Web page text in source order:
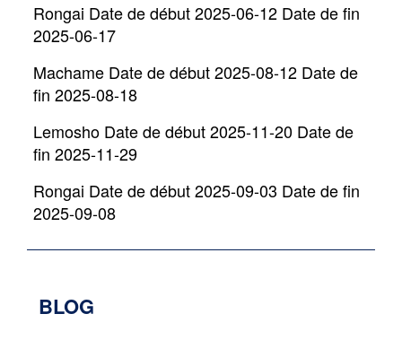
Rongai Date de début 2025-06-12 Date de fin
2025-06-17
Machame Date de début 2025-08-12 Date de
fin 2025-08-18
Lemosho Date de début 2025-11-20 Date de
fin 2025-11-29
Rongai Date de début 2025-09-03 Date de fin
2025-09-08
BLOG